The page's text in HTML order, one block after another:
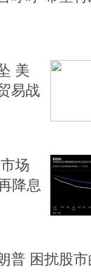
美
易战
场
降息
普 困扰股